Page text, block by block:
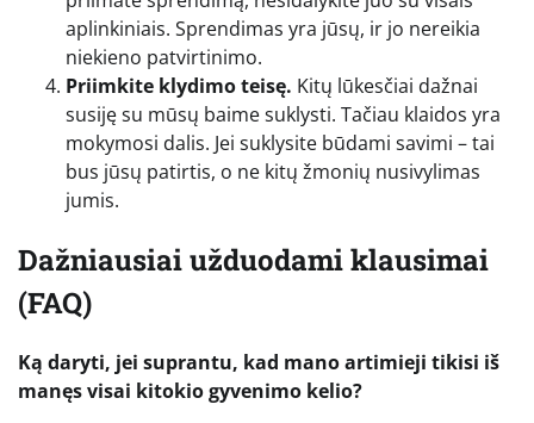
aplinkiniais. Sprendimas yra jūsų, ir jo nereikia
niekieno patvirtinimo.
Priimkite klydimo teisę. Kitų lūkesčiai dažnai
susiję su mūsų baime suklysti. Tačiau klaidos yra
mokymosi dalis. Jei suklysite būdami savimi – tai
bus jūsų patirtis, o ne kitų žmonių nusivylimas
jumis.
Dažniausiai užduodami klausimai
(FAQ)
Ką daryti, jei suprantu, kad mano artimieji tikisi iš
manęs visai kitokio gyvenimo kelio?